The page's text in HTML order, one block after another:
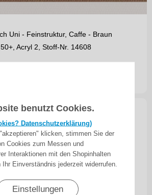
benutzt Cookies.
Datenschutzerklärung)
klicken, stimmen Sie der
Cookies zum Messen und
Interaktionen mit den Shopinhalten
Einverständnis jederzeit widerrufen.
Einstellungen
Uni - Feinstruktur, Caffe - Braun
Acryl 2, Stoff-Nr. 14608